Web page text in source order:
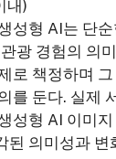
내)
성형 AI는 단
광 경험의 의
로 책정하며
를 둔다. 실제
성형 AI 이미
된 의미성과 변